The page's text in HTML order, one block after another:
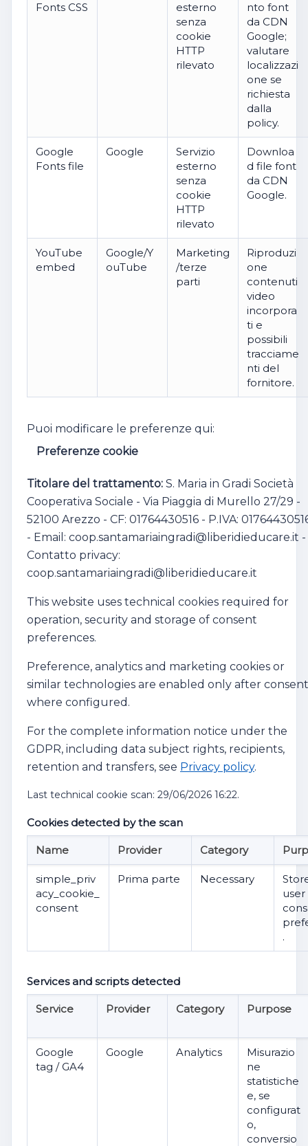
Fonts CSS
esterno
senza
cookie
HTTP
rilevato
nto font
da CDN
Google;
valutare
localizzazi
one se
richiesta
dalla
policy.
Google
Fonts file
Google
Servizio
esterno
senza
cookie
HTTP
rilevato
Downloa
d file font
da CDN
Google.
YouTube
embed
Google/Y
ouTube
Marketing
/terze
parti
Riproduzi
one
contenuti
video
incorpora
ti e
possibili
tracciame
nti del
fornitore.
Puoi modificare le preferenze qui:
Preferenze cookie
Titolare del trattamento: S. Maria in Gradi Società
Cooperativa Sociale - Via Piaggia di Murello 27/29 -
52100 Arezzo - CF: 01764430516 - P.IVA:
- Email: coop.santamariaingradi@liberidieducare.it -
Contatto privacy:
coop.santamariaingradi@liberidieducare.it
This website uses technical cookies required for
operation, security and storage of consent
preferences.
Preference, analytics and marketing cookies or
similar technologies are enabled only after
where configured.
For the complete information notice under the
GDPR, including data subject rights, recipients,
retention and transfers, see Privacy policy.
Last technical cookie scan: 29/06/2026 16:22.
Cookies detected by the scan
Name Provider Category
simple_priv
acy_cookie_
consent
Prima parte Necessary
.
Services and scripts detected
Service Provider Category Purpose
Google
tag / GA4
Google Analytics
Misurazio
ne
statistiche
e, se
configurat
o,
conversio